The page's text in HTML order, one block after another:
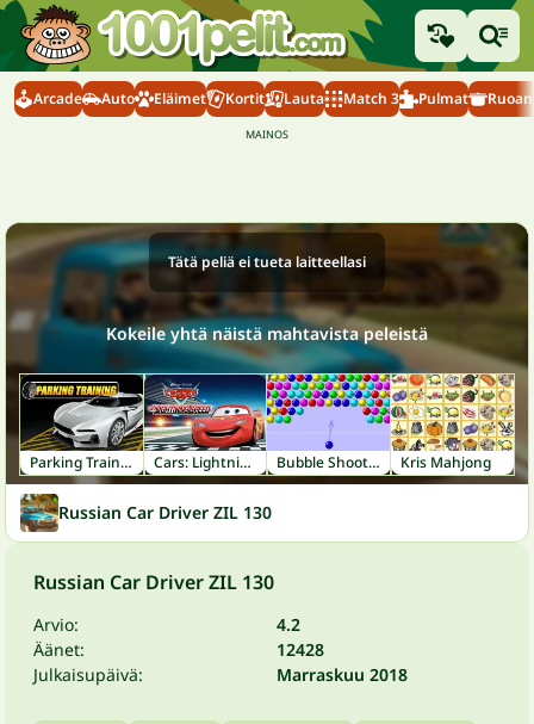
Arcade Auto Eläimet Kortit Lauta Match 3 Pulmat
Tätä peliä ei tueta laitteellasi
Kokeile yhtä näistä mahtavista peleistä
Parking Training Cars: Lightning Speed Bubble Shooter Kris Mahjong
Russian Car Driver ZIL 130
Russian Car Driver ZIL 130
Arvio:
4.2
Äänet:
12428
Julkaisupäivä:
Marraskuu 2018